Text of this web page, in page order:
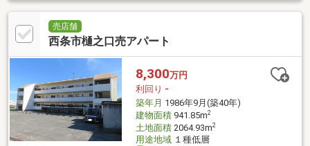
売店舗
西条市樋之口売アパート
8,300万円
利回り -
築年月 1986年9月(築40年)
建物面積941.85m2
土地面積2064.93m2
用途地域１種低層